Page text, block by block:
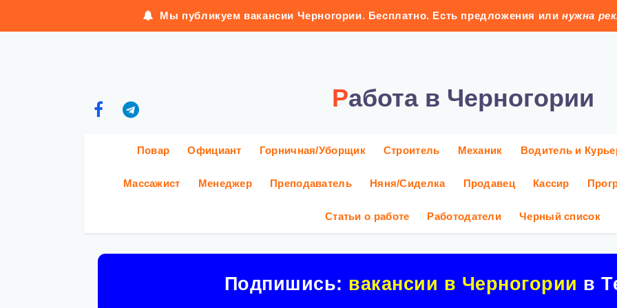
Мы публикуем вакансии Черногории. Бесплатно. Есть предложения или нужна
Работа в Черногории
Повар Официант Горничная/Уборщик Строитель Механик Водитель и
Массажист Менеджер Преподаватель Няня/Сиделка Продавец Кассир
Статьи о работе Работодатели Черный список
Подпишись: вакансии в Черногории в